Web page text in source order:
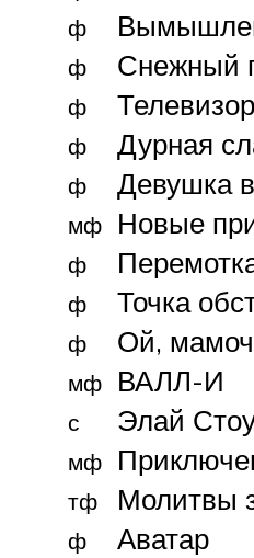
ф
ф Снежный
ф Телевизор
ф Дурная
ф Девушка
мф Новые
ф
ф Точка
ф Ой,
мф ВАЛЛ-И
с Элай
мф
тф Молитвы
ф Аватар